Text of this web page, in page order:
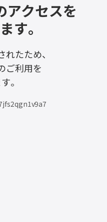
アクセスを
す。
たため、
ご利用を
。